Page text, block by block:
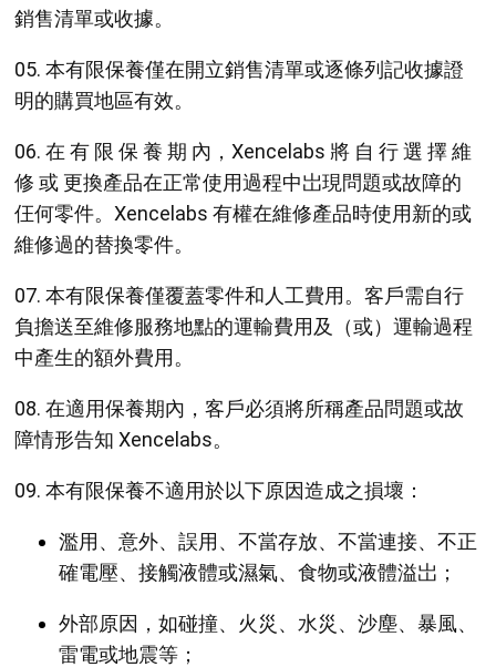
銷售清單或收據。
05. 本有限保養僅在開立銷售清單或逐條列記收據證
明的購買地區有效。
06. 在 有 限 保 養 期 內，Xencelabs 將 自 行 選 擇 維
修 或 更換產品在正常使用過程中岀現問題或故障的
仼何零件。Xencelabs 有權在維修產品時使用新的或
維修過的替換零件。
07. 本有限保養僅覆蓋零件和人工費用。客戶需自行
負擔送至維修服務地點的運輸費用及（或）運輸過程
中產生的額外費用。
08. 在適用保養期內，客戶必須將所稱產品問題或故
障情形告知 Xencelabs。
09. 本有限保養不適用於以下原因造成之損壞：
濫用、意外、誤用、不當存放、不當連接、不正
確電壓、接觸液體或濕氣、食物或液體溢岀；
外部原因，如碰撞、火災、水災、沙塵、暴風、
雷電或地震等；